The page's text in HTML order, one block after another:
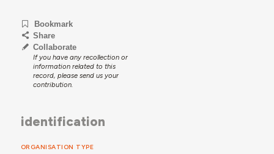
Bookmark
Share
Collaborate
If you have any recollection or
information related to this
record, please send us your
contribution.
identification
ORGANISATION TYPE